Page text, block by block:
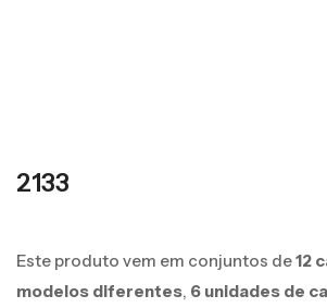
2133
Este produto vem em conjuntos de12
modelos diferentes, 6 unidades de